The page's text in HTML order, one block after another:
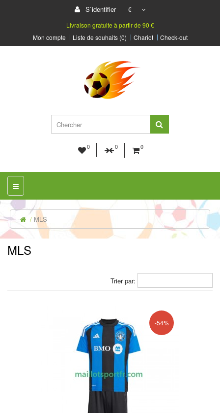
S`identifier
€
Livraison gratuite à partir de 90 €
Mon compte
Liste de souhaits (0) Chariot Check-out
0 0 0
MLS
MLS
Trier par:
-54%